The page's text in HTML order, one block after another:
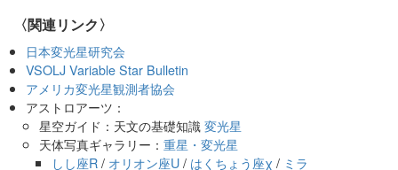
〈関連リンク〉
日本変光星研究会
VSOLJ Variable Star Bulletin
アメリカ変光星観測者協会
アストロアーツ：
星空ガイド：天文の基礎知識変光星
天体写真ギャラリー： 重星・変光星
しし座R/ オリオン座U/ はくちょう座χ / ミラ